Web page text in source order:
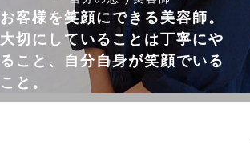
お客様を笑顔にできる美容師。
大切にしていることは丁寧にや
ること、自分自身が笑顔でいる
こと。